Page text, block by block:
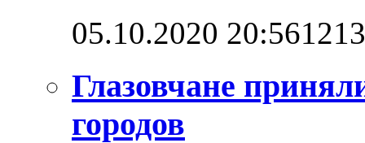
05.10.2020 20:56
Глазовчане
городов